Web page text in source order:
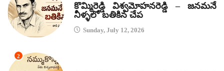
కొమ్మిరెడ్డి విశ్వమోహనరెడ్డి – జనమనే
నీళ్ళలో బతికిన చేప
Sunday, July 12, 2026
2